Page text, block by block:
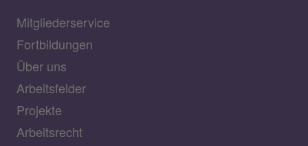
Mitgliederservice
Fortbildungen
Über uns
Arbeitsfelder
Projekte
Arbeitsrecht